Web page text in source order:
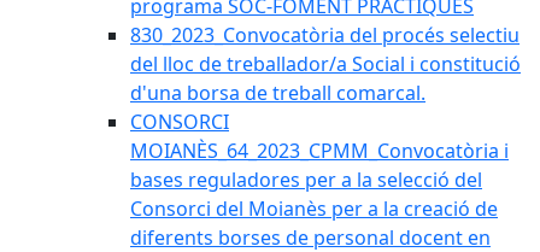
programa SOC-FOMENT PRÀCTIQUES
830_2023_Convocatòria del procés selectiu
del lloc de treballador/a Social i constitució
d'una borsa de treball comarcal.
CONSORCI
MOIANÈS_64_2023_CPMM_Convocatòria i
bases reguladores per a la selecció del
Consorci del Moianès per a la creació de
diferents borses de personal docent en